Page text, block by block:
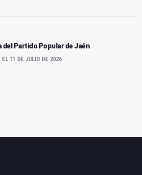
del Partido Popular de Jaén
EL 11 DE JULIO DE 2026